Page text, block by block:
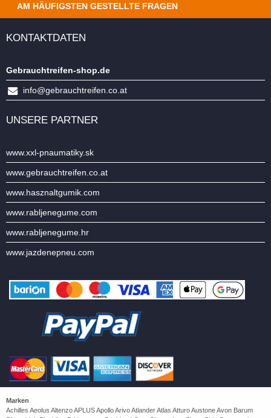
AM HÄUFIGSTEN GESTELLTE FRAGEN
KONTAKTDATEN
Gebrauchtreifen-shop.de
info@gebrauchtreifen.co.at
UNSERE PARTNER
www.xxl-pnaumatiky.sk
www.gebrauchtreifen.co.at
www.hasznaltgumik.com
www.rabljenegume.com
www.rabljenegume.hr
www.jazdenepneu.com
Marken
Achilles Aeolus Altenzo APLUS Apollo Arivo Atlander Atlas Atturo Austone Avon Barum